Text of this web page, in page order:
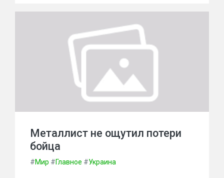
Металлист не ощутил потери
бойца
#Мир #Главное #Украина